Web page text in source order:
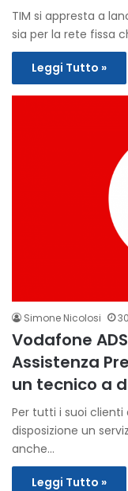
TIM si appresta a
sia per la rete fissa
Leggi Tutto »
Simone Nicolosi
Vodafone
Assistenza
un tecnico a
Per tutti i suoi
disposizione un
anche…
Leggi Tutto »